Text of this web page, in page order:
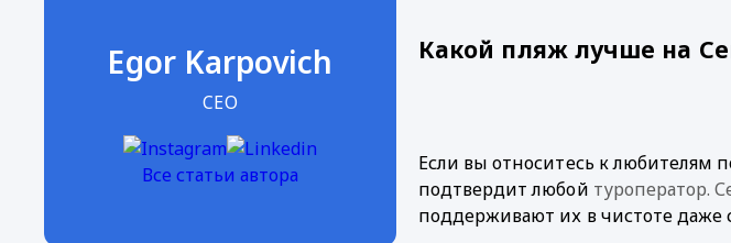
Egor Karpovich
CEO
Все статьи автора
Какой пляж лучше на
Если вы относитесь к любителям
подтвердит любой туроператор.
поддерживают их в чистоте даже